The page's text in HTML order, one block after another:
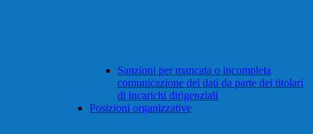
Sanzioni per mancata o incompleta
comunicazione dei dati da parte dei titolari
di incarichi dirigenziali
Posizioni organizzative